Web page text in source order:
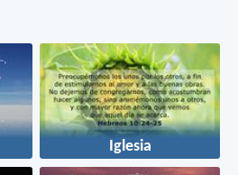
Iglesia